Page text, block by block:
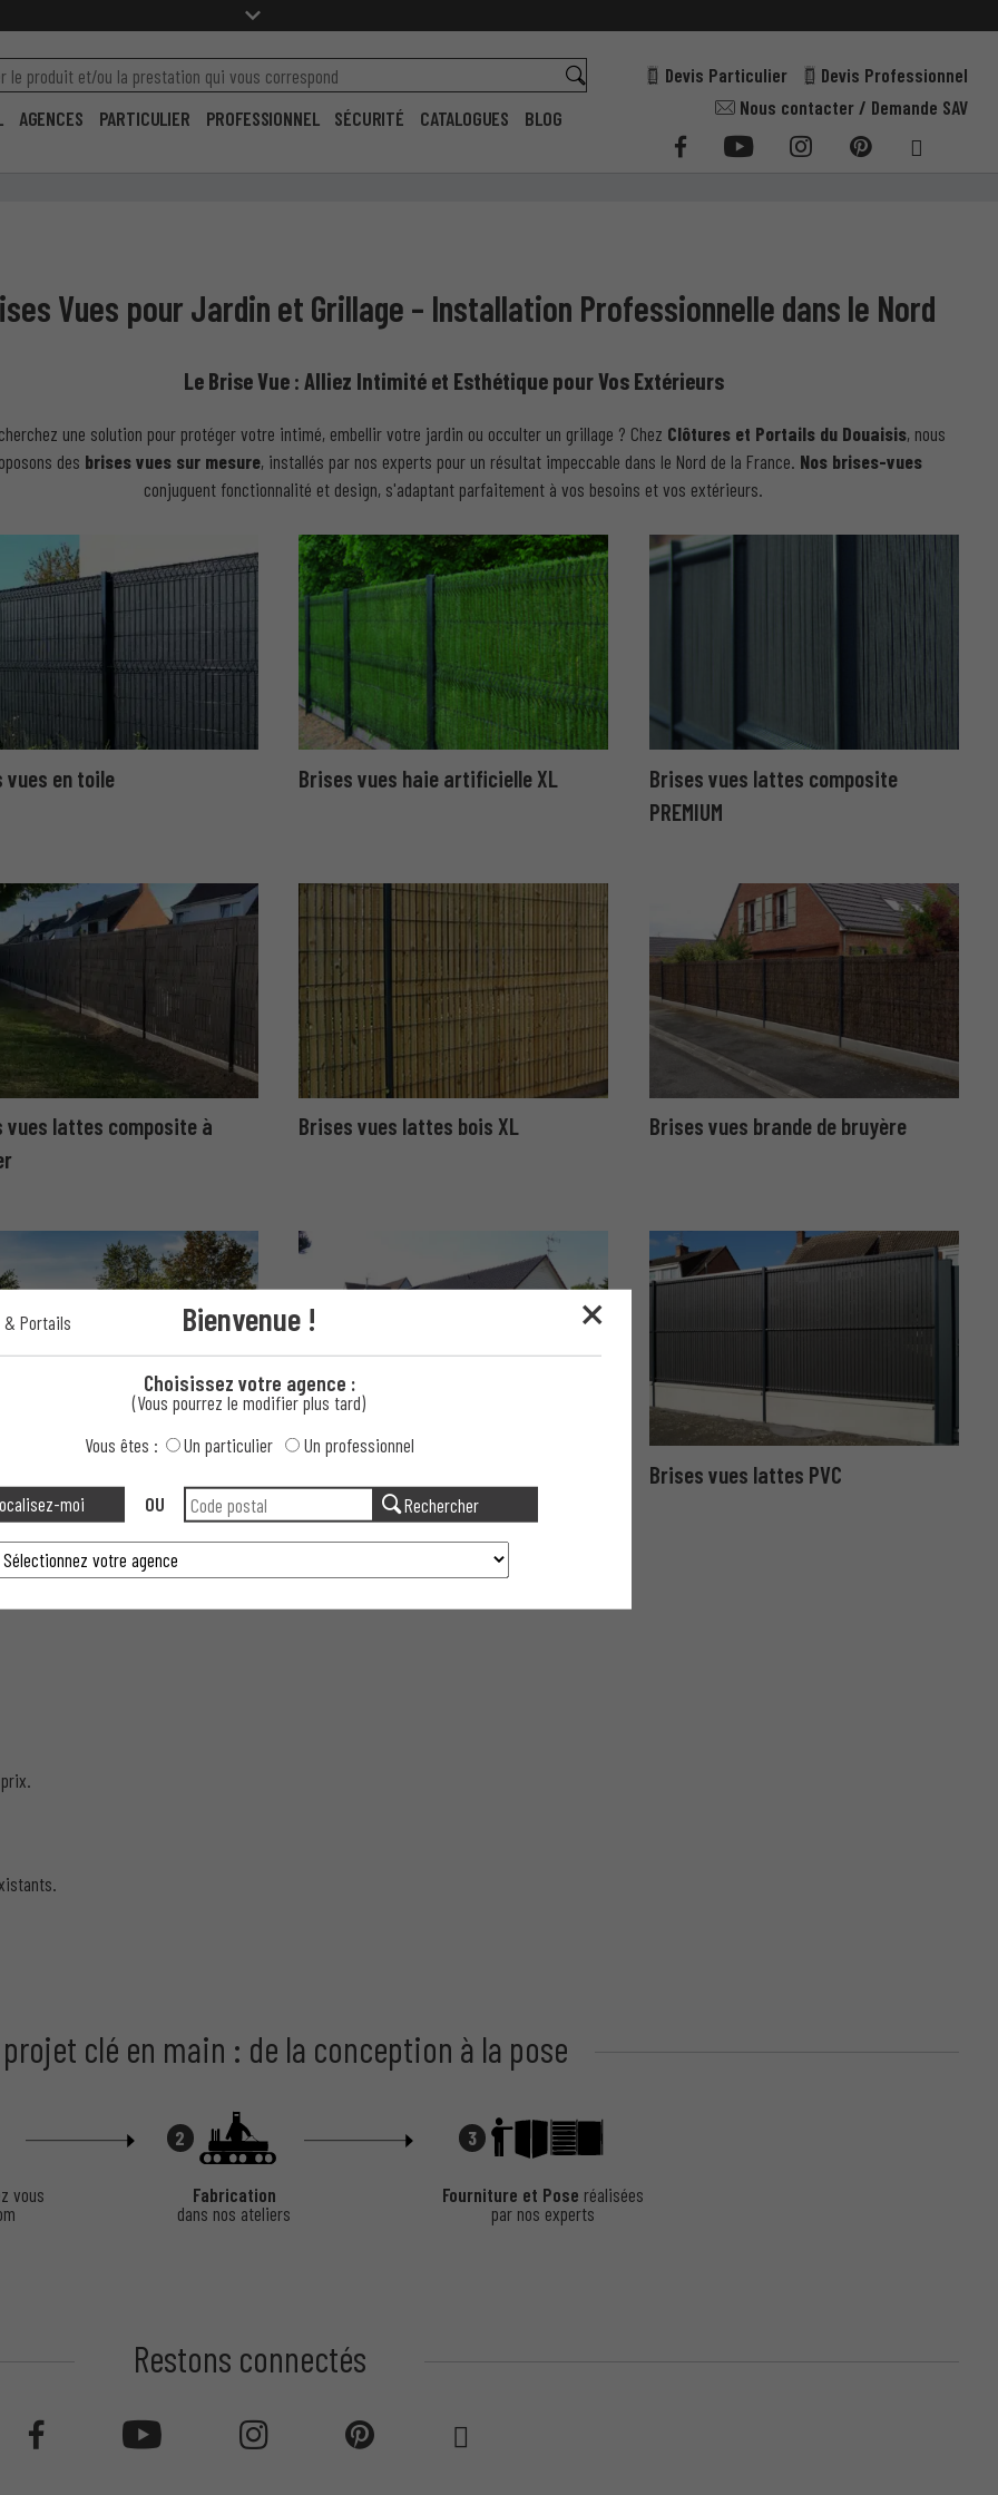
AGENCES PARTICULIER PROFESSIONNEL SÉCURITÉ CATALOGUES BLOG
Devis Particulier
Devis Professionnel
Nous contacter / Demande SAV
Vues pour Jardin et Grillage – Installation Professionnelle dans le Nord
Le Brise Vue : Alliez Intimité et Esthétique pour Vos Extérieurs
une solution pour protéger votre intimé, embellir votre jardin ou occulter un grillage ? Chez Clôtures et Portails du Douaisis, nous
des brises vues sur mesure, installés par nos experts pour un résultat impeccable dans le Nord de la France. Nos brises-vues
conjuguent fonctionnalité et design, s'adaptant parfaitement à vos besoins et vos extérieurs.
vues en toile Brises vues haie artificielle XL
Brises vues lattes composite
PREMIUM
vues lattes composite à
Brises vues lattes bois XL Brises vues brande de bruyère
Brises vues lattes PVC
vous !
clé en main : de la conception à la pose
vous
2
Fabrication
dans nos ateliers
3
Fourniture et Pose réalisées
par nos experts
Restons connectés
& Portails Bienvenue !
Choisissez votre agence :
(Vous pourrez le modifier plus tard)
Vous êtes :
Un particulier Un professionnel
moi OU Rechercher